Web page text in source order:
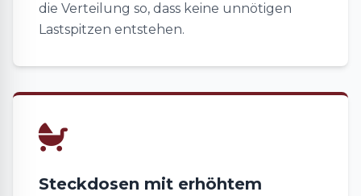
die Verteilung so, dass keine unnötigen
Lastspitzen entstehen.
Steckdosen mit erhöhtem